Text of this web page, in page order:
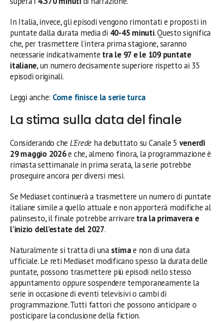
In Italia, invece, gli episodi vengono rimontati e proposti in
puntate dalla durata media di 40-45 minuti. Questo significa
che, per trasmettere l’intera prima stagione, saranno
necessarie indicativamente tra le 97 e le 109 puntate
italiane, un numero decisamente superiore rispetto ai 35
episodi originali.
Leggi anche: Come finisce la serie turca
La stima sulla data del finale
Considerando che L’Erede ha debuttato su Canale 5 venerdì
29 maggio 2026e che, almeno finora, la programmazione è
rimasta settimanale in prima serata, la serie potrebbe
proseguire ancora per diversi mesi.
Se Mediaset continuerà a trasmettere un numero di puntate
italiane simile a quello attuale e non apporterà modifiche al
palinsesto, il finale potrebbe arrivare tra la primavera e
l’inizio dell’estate del 2027.
Naturalmente si tratta di una stimae non di una data
ufficiale. Le reti Mediaset modificano spesso la durata delle
puntate, possono trasmettere più episodi nello stesso
appuntamento oppure sospendere temporaneamente la
serie in occasione di eventi televisivi o cambi di
programmazione. Tutti fattori che possono anticipare o
posticipare la conclusione della fiction.